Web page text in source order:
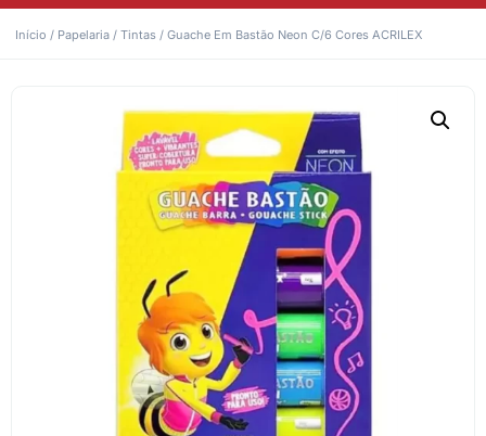
Início / Papelaria / Tintas / Guache Em Bastão Neon C/6 Cores ACRILEX